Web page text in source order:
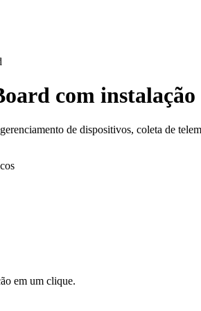
com
de dispositivos, coleta de